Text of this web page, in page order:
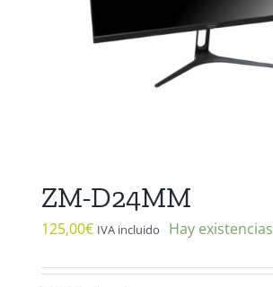
ZM-D24MM
125,00€ IVA incluido Hay existencias